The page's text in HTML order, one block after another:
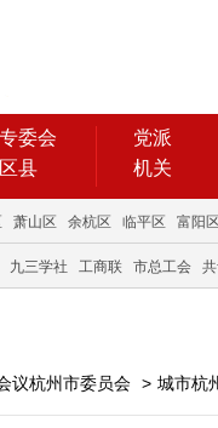
专委会
区县
党派
机关
萧山区 余杭区 临平区 富阳
九三学社 工商联 市总工会
议杭州市委员会 > 城市杭